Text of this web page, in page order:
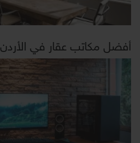
أفضل مكاتب عقار في الأردن